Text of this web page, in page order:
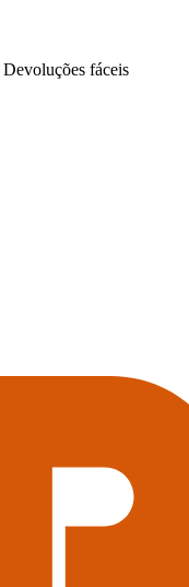
Devoluções fáceis